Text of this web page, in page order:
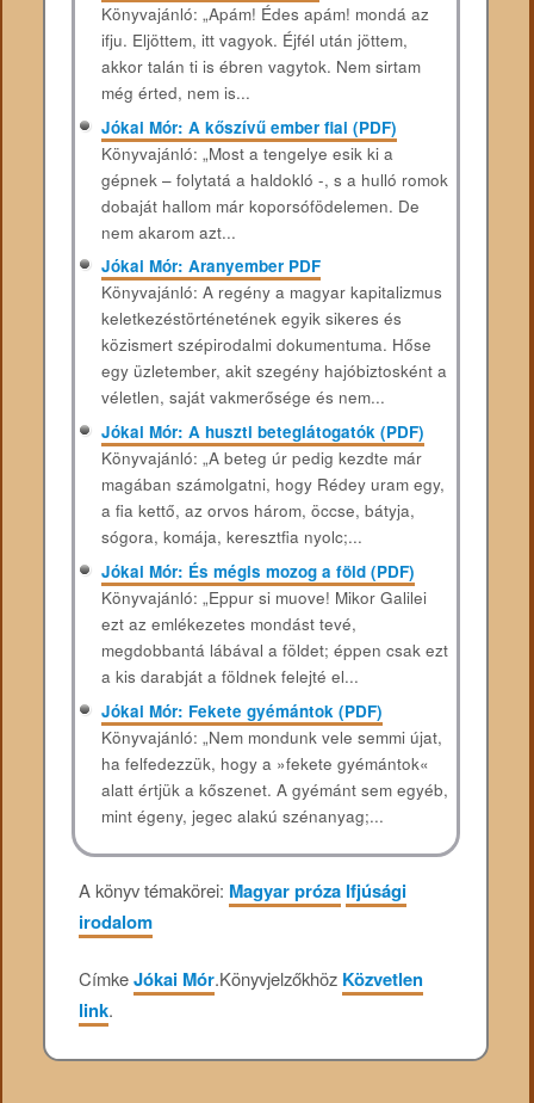
Könyvajánló: „Apám! Édes apám! mondá az
ifju. Eljöttem, itt vagyok. Éjfél után jöttem,
akkor talán ti is ébren vagytok. Nem sirtam
még érted, nem is...
Jókai Mór: A kőszívű ember fiai (PDF)
Könyvajánló: „Most a tengelye esik ki a
gépnek – folytatá a haldokló -, s a hulló romok
dobaját hallom már koporsófödelemen. De
nem akarom azt...
Jókai Mór: Aranyember PDF
Könyvajánló: A ​regény a magyar kapitalizmus
keletkezéstörténetének egyik sikeres és
közismert szépirodalmi dokumentuma. Hőse
egy üzletember, akit szegény hajóbiztosként a
véletlen, saját vakmerősége és nem...
Jókai Mór: A huszti beteglátogatók (PDF)
Könyvajánló: „A beteg úr pedig kezdte már
magában számolgatni, hogy Rédey uram egy,
a fia kettő, az orvos három, öccse, bátyja,
sógora, komája, keresztfia nyolc;...
Jókai Mór: És mégis mozog a föld (PDF)
Könyvajánló: „Eppur si muove! Mikor Galilei
ezt az emlékezetes mondást tevé,
megdobbantá lábával a földet; éppen csak ezt
a kis darabját a földnek felejté el...
Jókai Mór: Fekete gyémántok (PDF)
Könyvajánló: „Nem mondunk vele semmi újat,
ha felfedezzük, hogy a »fekete gyémántok«
alatt értjük a kőszenet. A gyémánt sem egyéb,
mint égeny, jegec alakú szénanyag;...
A könyv témakörei: Magyar próza Ifjúsági
irodalom
CímkeJókai Mór.Könyvjelzőkhöz Közvetlen
link.